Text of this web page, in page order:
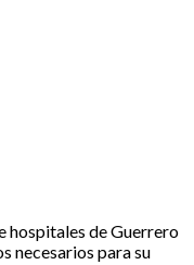
hospitales de Guerrero
necesarios para su